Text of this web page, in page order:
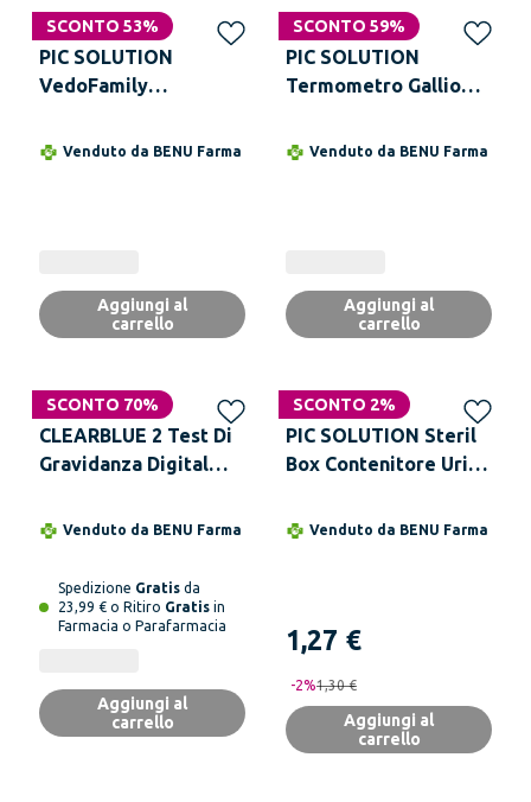
SCONTO 53%
PIC SOLUTION
VedoFamily
Venduto da BENU Farma
Aggiungi al
carrello
SCONTO 59%
PIC SOLUTION
Termometro Gallio
Venduto da BENU Farma
Aggiungi al
carrello
SCONTO 70%
CLEARBLUE 2 Test Di
Gravidanza Digital
Venduto da BENU Farma
Spedizione Gratis da
23,99 € o Ritiro Gratis in
Farmacia o Parafarmacia
Aggiungi al
carrello
SCONTO 2%
PIC SOLUTION Steril
Box Contenitore Urine
Venduto da BENU Farma
1,27 €
-2%1,30 €
Aggiungi al
carrello